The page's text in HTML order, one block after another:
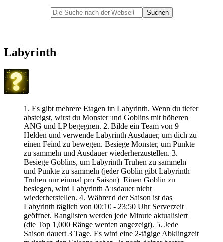
Labyrinth
1. Es gibt mehrere Etagen im Labyrinth. Wenn du tiefer
absteigst, wirst du Monster und Goblins mit höheren
ANG und LP begegnen. 2. Bilde ein Team von 9
Helden und verwende Labyrinth Ausdauer, um dich zu
einen Feind zu bewegen. Besiege Monster, um Punkte
zu sammeln und Ausdauer wiederherzustellen. 3.
Besiege Goblins, um Labyrinth Truhen zu sammeln
und Punkte zu sammeln (jeder Goblin gibt Labyrinth
Truhen nur einmal pro Saison). Einen Goblin zu
besiegen, wird Labyrinth Ausdauer nicht
wiederherstellen. 4. Während der Saison ist das
Labyrinth täglich von 00:10 - 23:50 Uhr Serverzeit
geöffnet. Ranglisten werden jede Minute aktualisiert
(die Top 1,000 Ränge werden angezeigt). 5. Jede
Saison dauert 3 Tage. Es wird eine 2-tägige Abklingzeit